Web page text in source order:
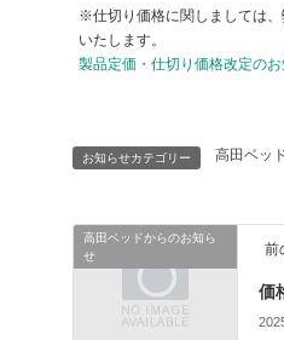
※仕切り価格に関しましては
いたします。
製品定価・仕切り価格改定の
お知らせカテゴリー 高田ベッ
高田ベッドからのお知ら
せ
前
価